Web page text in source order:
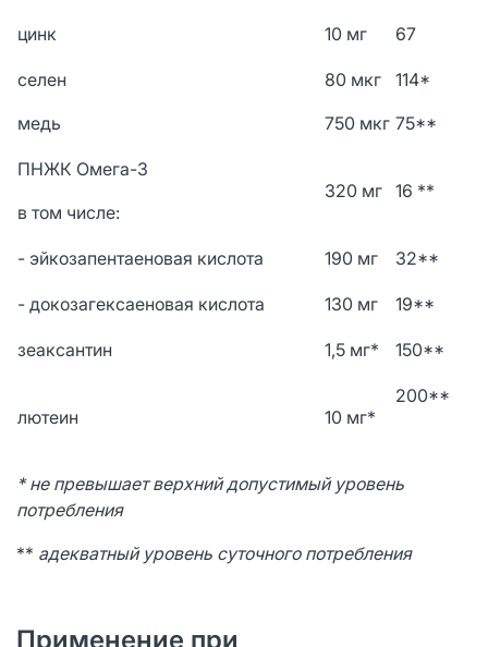
цинк 10 мг 67
селен
медь
80 мкг
750 мкг
114*
75**
ПНЖК Омега-3
в том числе:
320 мг 16 **
- эйкозапентаеновая кислота 190 мг 32**
- докозагексаеновая кислота 130 мг 19**
зеаксантин 1,5 мг* 150**
лютеин 10 мг*
200**
* не превышает верхний допустимый уровень
потребления
** адекватный уровень суточного потребления
Применение при